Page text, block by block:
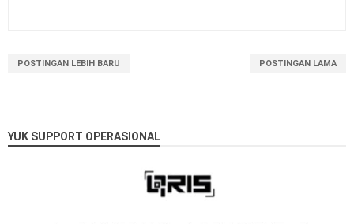
POSTINGAN LEBIH BARU POSTINGAN LAMA
YUK SUPPORT OPERASIONAL